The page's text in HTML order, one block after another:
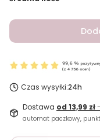
Czas wysyłki:24h
Dostawa od 13,99 zł
automat paczkowy,